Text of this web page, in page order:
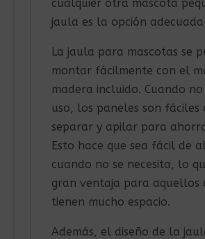
cualquier otra mascota
jaula es la opción
La jaula para mascotas se
montar fácilmente con el
madera incluido. Cuando
uso, los paneles son fáciles
separar y apilar para
Esto hace que sea fácil de
cuando no se necesita, lo
gran ventaja para aquellos
tienen mucho espacio.
Además, el diseño de la